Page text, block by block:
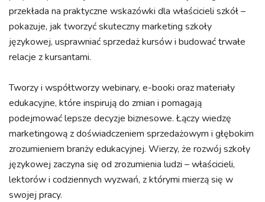
przekłada na praktyczne wskazówki dla właścicieli szkół –
pokazuje, jak tworzyć skuteczny marketing szkoły
językowej, usprawniać sprzedaż kursów i budować trwałe
relacje z kursantami.
Tworzy i współtworzy webinary, e-booki oraz materiały
edukacyjne, które inspirują do zmian i pomagają
podejmować lepsze decyzje biznesowe. Łączy wiedzę
marketingową z doświadczeniem sprzedażowym i głębokim
zrozumieniem branży edukacyjnej. Wierzy, że rozwój szkoły
językowej zaczyna się od zrozumienia ludzi – właścicieli,
lektorów i codziennych wyzwań, z którymi mierzą się w
swojej pracy.